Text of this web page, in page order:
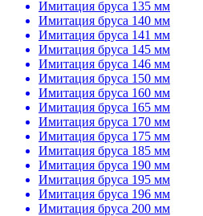
Имитация бруса 135 мм
Имитация бруса 140 мм
Имитация бруса 141 мм
Имитация бруса 145 мм
Имитация бруса 146 мм
Имитация бруса 150 мм
Имитация бруса 160 мм
Имитация бруса 165 мм
Имитация бруса 170 мм
Имитация бруса 175 мм
Имитация бруса 185 мм
Имитация бруса 190 мм
Имитация бруса 195 мм
Имитация бруса 196 мм
Имитация бруса 200 мм